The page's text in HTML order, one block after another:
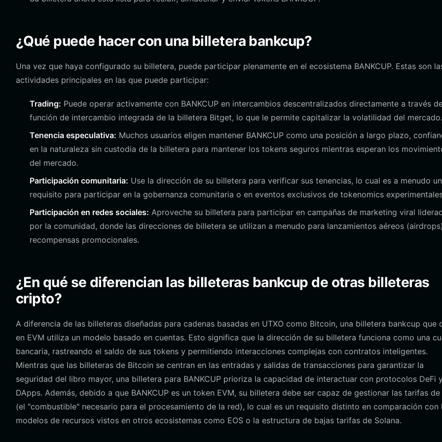
¿Qué puede hacer con una billetera bankcup?
Una vez que haya configurado su billetera, puede participar plenamente en el ecosistema BANKCUP. Estas son
actividades principales en las que puede participar:
Trading: Puede operar activamente con BANKCUP en intercambios descentralizados directamente a través
función de intercambio integrada de la billetera Bitget, lo que le permite capitalizar la volatilidad del mercado.
Tenencia especulativa: Muchos usuarios eligen mantener BANKCUP como una posición a largo plazo,
en la naturaleza sin custodia de la billetera para mantener los tokens seguros mientras esperan los
del mercado.
Participación comunitaria: Use la dirección de su billetera para verificar sus tenencias, lo cual es a menudo un
requisito para participar en la gobernanza comunitaria o en eventos exclusivos de tokenomics
Participación en redes sociales: Aproveche su billetera para participar en campañas de marketing viral
por la comunidad, donde las direcciones de billetera se utilizan a menudo para lanzamientos aéreos
recompensas promocionales.
¿En qué se diferencian las billeteras bankcup de otras billeteras
cripto?
A diferencia de las billeteras diseñadas para cadenas basadas en UTXO como Bitcoin, una billetera bankcup que
en EVM utiliza un modelo basado en cuentas. Esto significa que la dirección de su billetera funciona como una
bancaria, rastreando el saldo de sus tokens y permitiendo interacciones complejas con contratos inteligentes.
Mientras que las billeteras de Bitcoin se centran en las entradas y salidas de transacciones para garantizar la
seguridad del libro mayor, una billetera para BANKCUP prioriza la capacidad de interactuar con protocolos DeFi
DApps. Además, debido a que BANKCUP es un token EVM, su billetera debe ser capaz de gestionar las tarifas de
(el "combustible" necesario para el procesamiento de la red), lo cual es un requisito distinto en comparación con
modelos de recursos vistos en otros ecosistemas como EOS o la estructura de bajas tarifas de Solana.